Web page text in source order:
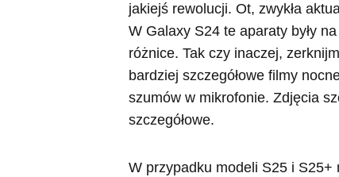
jakiejś rewolucji. Ot, zwykła
W Galaxy S24 te aparaty były
różnice. Tak czy inaczej,
bardziej szczegółowe filmy
szumów w mikrofonie. Zdjęcia
szczegółowe.
W przypadku modeli S25 i S25+